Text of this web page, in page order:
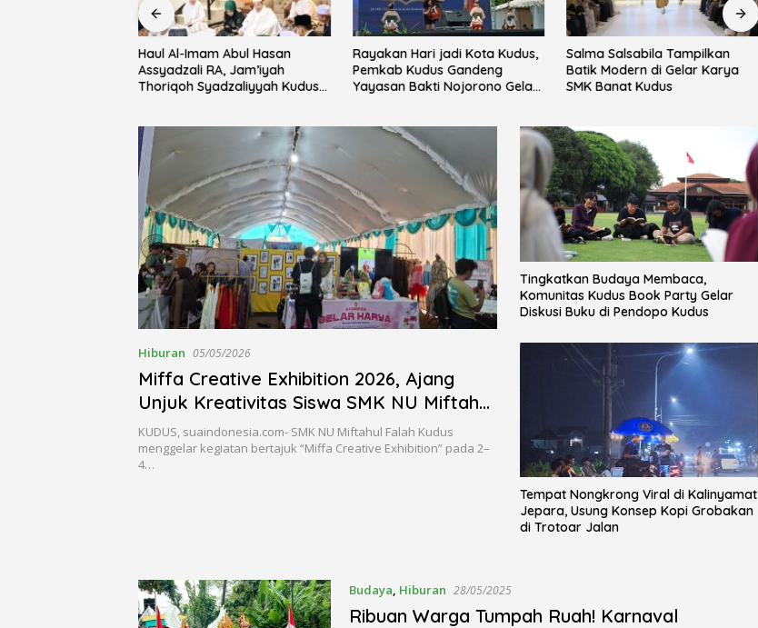
Haul Al-Imam Abul Hasan
Assyadzali RA, Jam’iyah
Thoriqoh Syadzaliyyah Kudus
Rayakan Hari jadi Kota Kudus,
Pemkab Kudus Gandeng
Yayasan Bakti Nojorono Gelar
Salma Salsabila Tampilkan
Batik Modern di Gelar Karya
SMK Banat Kudus
Hiburan 05/05/2026
Miffa Creative Exhibition 2026, Ajang
Unjuk Kreativitas Siswa SMK NU Miftahul
Falah Kudus
KUDUS, suaindonesia.com- SMK NU Miftahul Falah Kudus
menggelar kegiatan bertajuk “Miffa Creative Exhibition” pada 2–
4…
Tingkatkan Budaya Membaca,
Komunitas Kudus Book Party Gelar
Diskusi Buku di Pendopo Kudus
Tempat Nongkrong Viral di Kalinyamat
Jepara, Usung Konsep Kopi Grobakan
di Trotoar Jalan
Budaya, Hiburan 28/05/2025
Ribuan Warga Tumpah Ruah! Karnaval